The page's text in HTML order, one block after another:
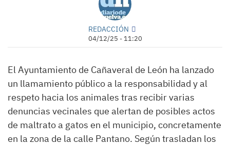
REDACCIÓN
04/12/25 - 11:20
El Ayuntamiento de Cañaveral de León ha lanzado
un llamamiento público a la responsabilidad y al
respeto hacia los animales tras recibir varias
denuncias vecinales que alertan de posibles actos
de maltrato a gatos en el municipio, concretamente
en la zona de la calle Pantano. Según trasladan los